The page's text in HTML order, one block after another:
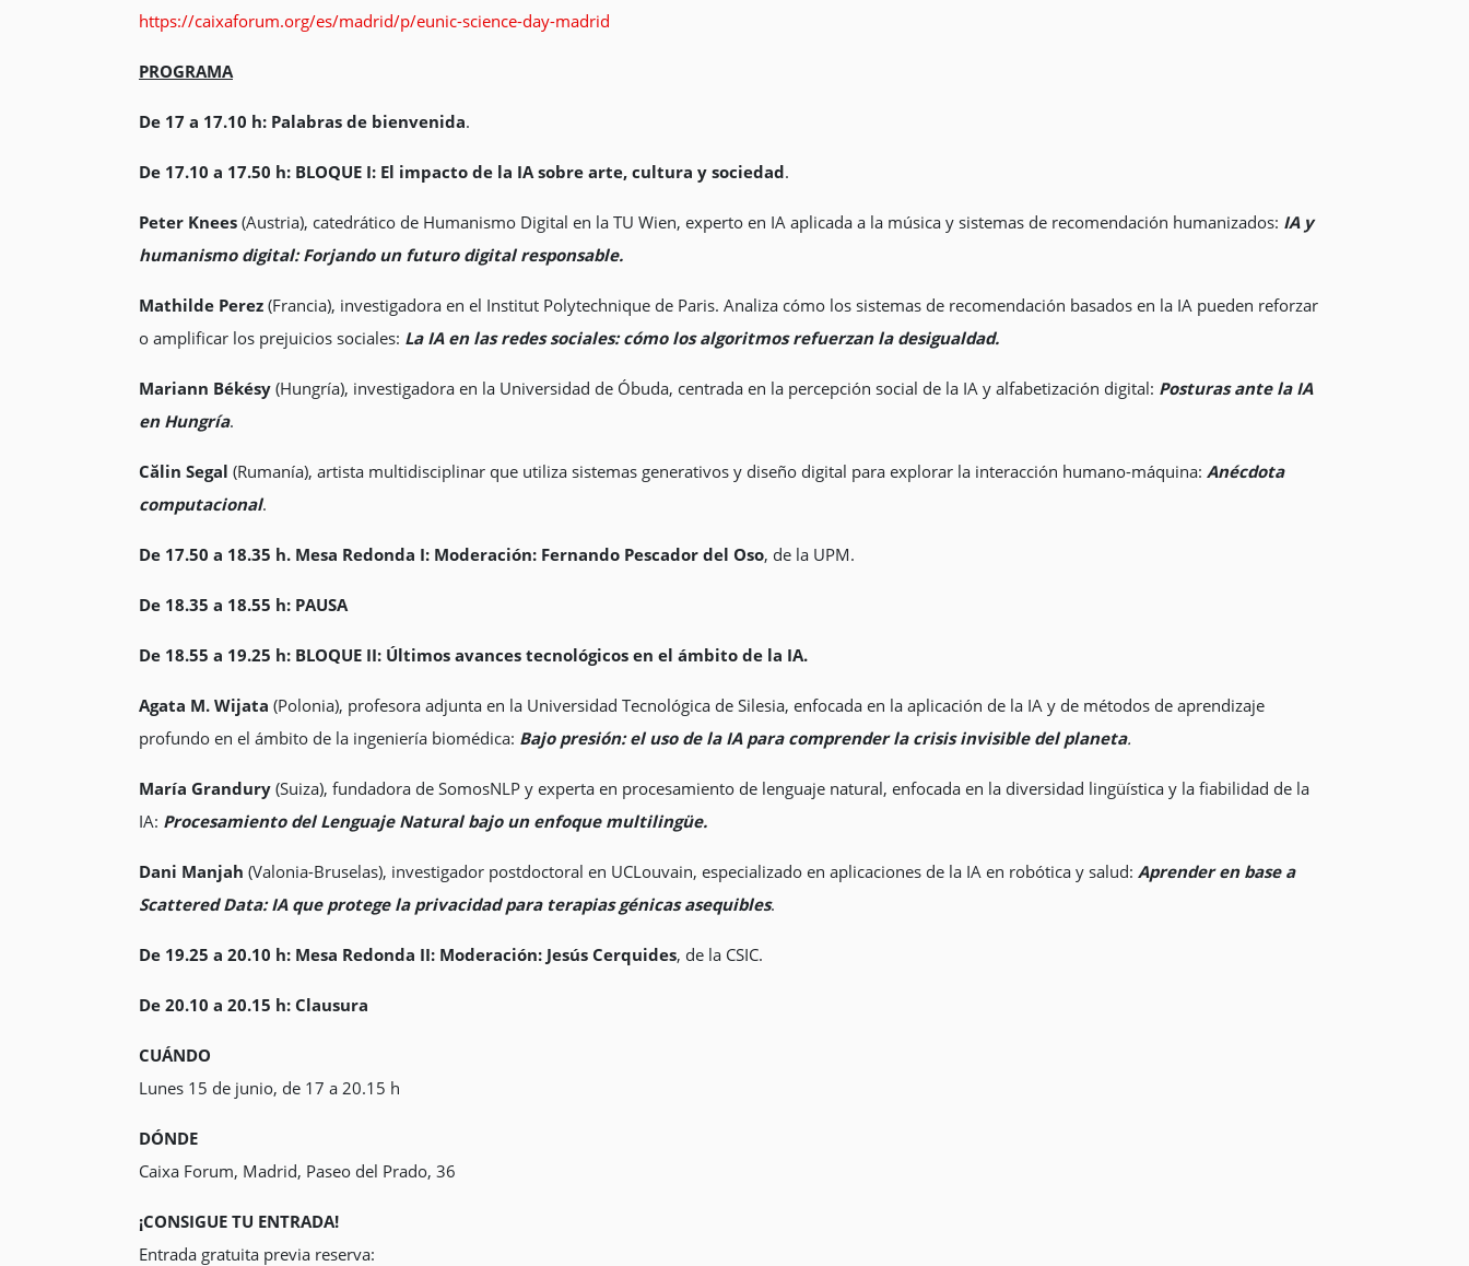
https://caixaforum.org/es/madrid/p/eunic-science-day-madrid
PROGRAMA
De 17 a 17.10 h: Palabras de bienvenida.
De 17.10 a 17.50 h: BLOQUE I: El impacto de la IA sobre arte, cultura y sociedad.
Peter Knees(Austria), catedrático de Humanismo Digital en la TU Wien, experto en IA aplicada a la música y sistemas de recomendación humanizados: IA y
humanismo digital: Forjando un futuro digital responsable.
Mathilde Perez(Francia), investigadora en el Institut Polytechnique de Paris. Analiza cómo los sistemas de recomendación basados en la IA pueden reforzar
o amplificar los prejuicios sociales: La IA en las redes sociales: cómo los algoritmos refuerzan la desigualdad.
Mariann Békésy (Hungría), investigadora en la Universidad de Óbuda, centrada en la percepción social de la IA y alfabetización digital: Posturas ante la IA
en Hungría.
Călin Segal (Rumanía), artista multidisciplinar que utiliza sistemas generativos y diseño digital para explorar la interacción humano-máquina: Anécdota
computacional.
De 17.50 a 18.35 h. Mesa Redonda I: Moderación: Fernando Pescador del Oso, de la UPM.
De 18.35 a 18.55 h: PAUSA
De 18.55 a 19.25 h: BLOQUE II: Últimos avances tecnológicos en el ámbito de la IA.
Agata M. Wijata (Polonia), profesora adjunta en la Universidad Tecnológica de Silesia, enfocada en la aplicación de la IA y de métodos de aprendizaje
profundo en el ámbito de la ingeniería biomédica: Bajo presión: el uso de la IA para comprender la crisis invisible del planeta.
María Grandury (Suiza), fundadora de SomosNLP y experta en procesamiento de lenguaje natural, enfocada en la diversidad lingüística y la fiabilidad de la
IA: Procesamiento del Lenguaje Natural bajo un enfoque multilingüe.
Dani Manjah (Valonia-Bruselas), investigador postdoctoral en UCLouvain, especializado en aplicaciones de la IA en robótica y salud: Aprender en base a
Scattered Data: IA que protege la privacidad para terapias génicas asequibles.
De 19.25 a 20.10 h: Mesa Redonda II: Moderación: Jesús Cerquides, de la CSIC.
De 20.10 a 20.15 h: Clausura
CUÁNDO
Lunes 15 de junio, de 17 a 20.15 h
DÓNDE
Caixa Forum, Madrid, Paseo del Prado, 36
¡CONSIGUE TU ENTRADA!
Entrada gratuita previa reserva: